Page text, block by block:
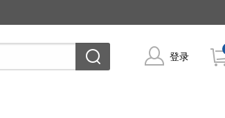
登录